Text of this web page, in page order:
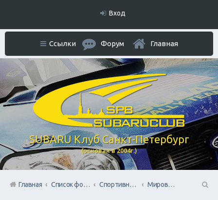
Вход
SUBARU Клуб Санкт-Петербург
(основан в 2004г.)
Ссылки Форум Главная
Главная Список форумов Спортивный раздел
Мировой АВТОспорт